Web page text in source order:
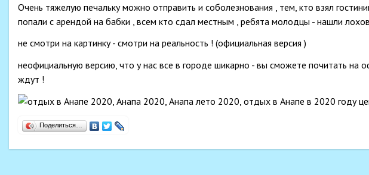
Очень тяжелую печальку можно отправить и соболезнования , тем, кто взял
попали с арендой на бабки , всем кто сдал местным , ребята молодцы - нашли
не смотри на картинку - смотри на реальность ! (официальная версия )
неофициальную версию, что у нас все в городе шикарно - вы сможете почитать на
ждут !
Поделиться…